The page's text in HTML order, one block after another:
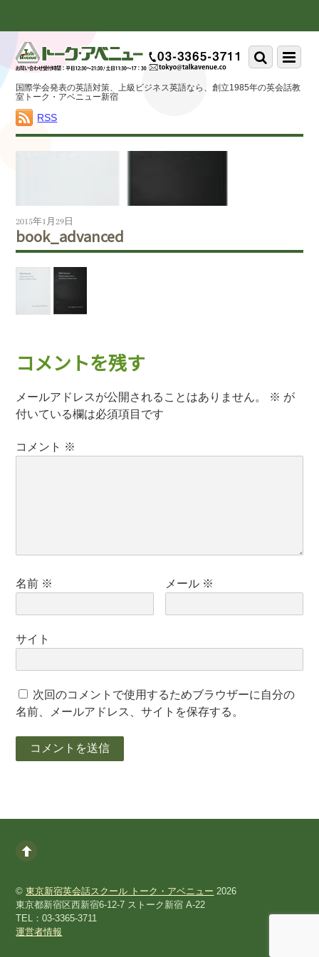
down
content
国際学会発表の英語対策、上級ビジネス英語なら、創立1985年の英会話教
室トーク・アベニュー新宿
RSS
Menu
Scroll
down
to
2015年1月29日
book_advanced
コメントを残す
メールアドレスが公開されることはありません。 ※ が
付いている欄は必須項目です
コメント ※
名前 ※ メール ※
サイト
次回のコメントで使用するためブラウザーに自分の
名前、メールアドレス、サイトを保存する。
©東京新宿英会話スクール トーク・アベニュー 2026
東京都新宿区西新宿6-12-7 ストーク新宿 A-22
TEL：03-3365-3711
運営者情報